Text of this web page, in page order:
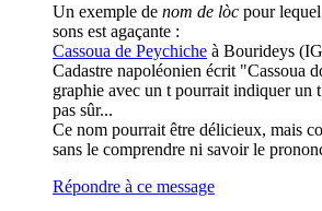
Un exemple de nom de lòc pour
sons est agaçante :
Cassoua de Peychiche à Bourideys
Cadastre napoléonien écrit "Cassoua
graphie avec un t pourrait indiquer un
pas sûr...
Ce nom pourrait être délicieux, mais
sans le comprendre ni savoir le
Répondre à ce message